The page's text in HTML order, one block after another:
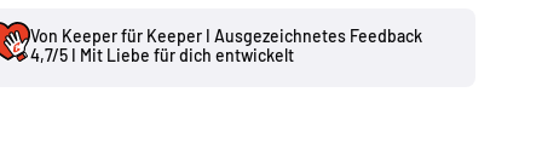
Von Keeper für Keeper I Ausgezeichnetes Feedback
4,7/5 I Mit Liebe für dich entwickelt